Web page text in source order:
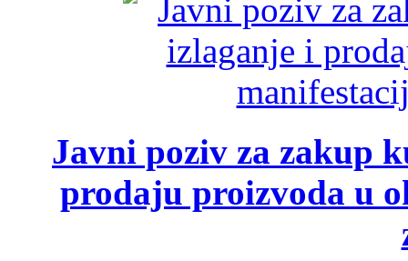
Javni poziv za zakup
prodaju proizvoda u